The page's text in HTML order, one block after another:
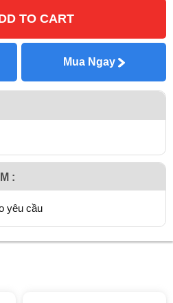
TO CART
Mua Ngay
:
yêu cầu